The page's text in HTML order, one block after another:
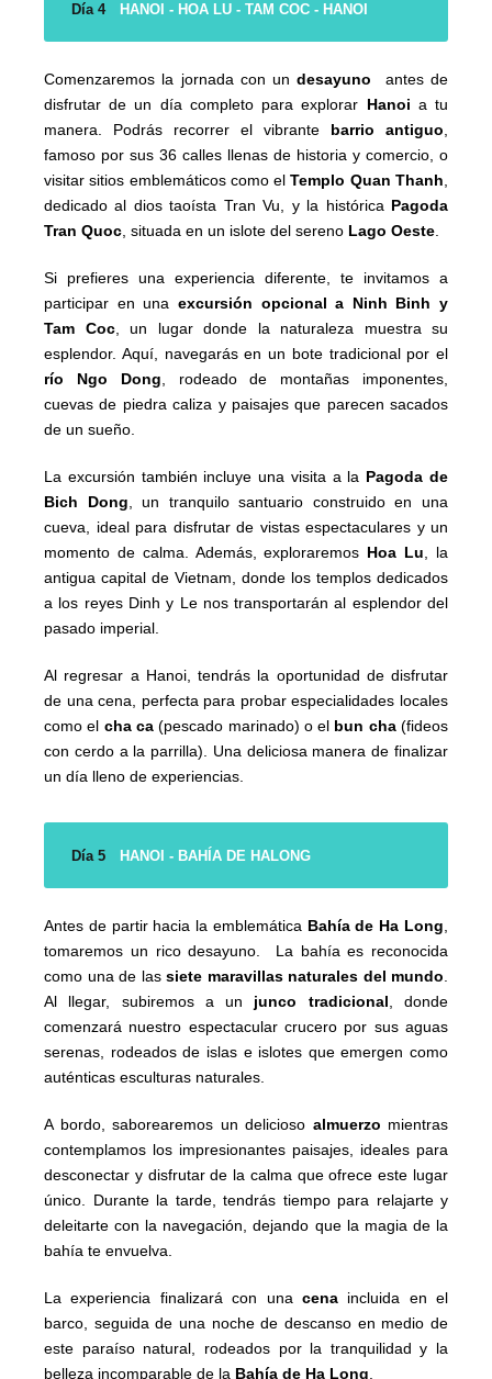
Día 4 HANOI - HOA LU - TAM COC - HANOI
Comenzaremos la jornada con undesayuno antes de
disfrutar de un día completo para explorar Hanoi a tu
manera. Podrás recorrer el vibrante barrio antiguo,
famoso por sus 36 calles llenas de historia y comercio, o
visitar sitios emblemáticos como elTemplo Quan Thanh,
dedicado al dios taoísta Tran Vu, y la histórica Pagoda
Tran Quoc, situada en un islote del sereno Lago Oeste.
Si prefieres una experiencia diferente, te invitamos a
participar en una excursión opcional a Ninh Binh y
Tam Coc, un lugar donde la naturaleza muestra su
esplendor. Aquí, navegarás en un bote tradicional por el
río Ngo Dong, rodeado de montañas imponentes,
cuevas de piedra caliza y paisajes que parecen sacados
de un sueño.
La excursión también incluye una visita a la Pagoda de
Bich Dong, un tranquilo santuario construido en una
cueva, ideal para disfrutar de vistas espectaculares y un
momento de calma. Además, exploraremos Hoa Lu, la
antigua capital de Vietnam, donde los templos dedicados
a los reyes Dinh y Le nos transportarán al esplendor del
pasado imperial.
Al regresar a Hanoi, tendrás la oportunidad de disfrutar
de una cena, perfecta para probar especialidades locales
como el cha ca(pescado marinado) o el bun cha(fideos
con cerdo a la parrilla). Una deliciosa manera de finalizar
un día lleno de experiencias.
Día 5 HANOI - BAHÍA DE HALONG
Antes de partir hacia la emblemática Bahía de Ha Long,
tomaremos un rico desayuno. La bahía es reconocida
como una de las siete maravillas naturales del mundo.
Al llegar, subiremos a un junco tradicional, donde
comenzará nuestro espectacular crucero por sus aguas
serenas, rodeados de islas e islotes que emergen como
auténticas esculturas naturales.
A bordo, saborearemos un delicioso almuerzo mientras
contemplamos los impresionantes paisajes, ideales para
desconectar y disfrutar de la calma que ofrece este lugar
único. Durante la tarde, tendrás tiempo para relajarte y
deleitarte con la navegación, dejando que la magia de la
bahía te envuelva.
La experiencia finalizará con una cenaincluida en el
barco, seguida de una noche de descanso en medio de
este paraíso natural, rodeados por la tranquilidad y la
belleza incomparable de la Bahía de Ha Long.